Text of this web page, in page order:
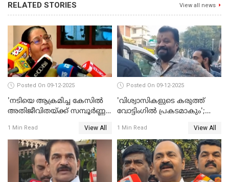
RELATED STORIES View all news
Posted On 09-12-2025
'നടിയെ ആക്രമിച്ച കേസില്‍
അതിജീവിതയ്ക്ക് സമ്പൂര്‍ണ്ണ
MLA WATCH VIDEO
1 Min Read View All
Posted On 09-12-2025
'വിശ്വാസികളുടെ കരുത്ത്
വോട്ടിംഗില്‍ പ്രകടമാകും';
1 Min Read View All